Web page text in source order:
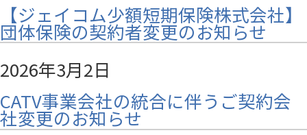
【ジェイコム少額短期保険株式会社】
団体保険の契約者変更のお知らせ
2026年3月2日
CATV事業会社の統合に伴うご契約会
社変更のお知らせ